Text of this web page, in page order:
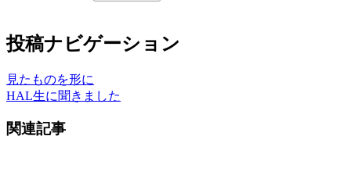
投稿ナビゲーション
見たものを形に
HAL生に聞きました
関連記事